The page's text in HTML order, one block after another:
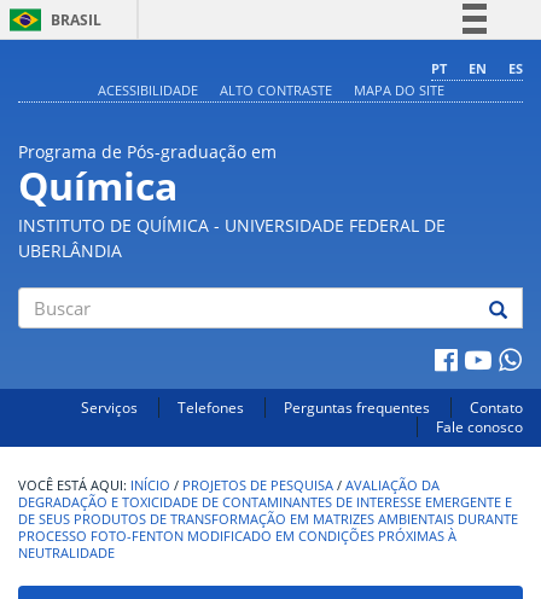
BRASIL
Comunica BR
PT EN
ES
ACESSIBILIDADE
ALTO CONTRASTE MAPA DO SITE
Programa de Pós-graduação em
Química
INSTITUTO DE QUÍMICA - UNIVERSIDADE FEDERAL DE
UBERLÂNDIA
Serviços Telefones Perguntas frequentes
Contato
Fale conosco
INÍCIO / PROJETOS DE PESQUISA / AVALIAÇÃO DA
DEGRADAÇÃO E TOXICIDADE DE CONTAMINANTES DE INTERESSE EMERGENTE E
DE SEUS PRODUTOS DE TRANSFORMAÇÃO EM MATRIZES AMBIENTAIS DURANTE
PROCESSO FOTO-FENTON MODIFICADO EM CONDIÇÕES PRÓXIMAS À
NEUTRALIDADE